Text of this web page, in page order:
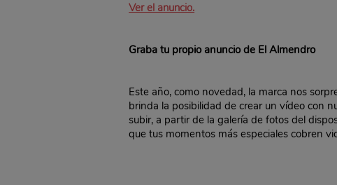
Ver el anuncio.
Graba tu propio anuncio de El Almendro
Este año, como novedad, la marca nos
brinda la posibilidad de crear un vídeo con
subir, a partir de la galería de fotos del
que tus momentos más especiales cobren